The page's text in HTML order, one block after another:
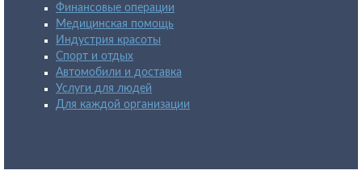
Финансовые операции
Медицинская помощь
Индустрия красоты
Спорт и отдых
Автомобили и доставка
Услуги для людей
Для каждой организации